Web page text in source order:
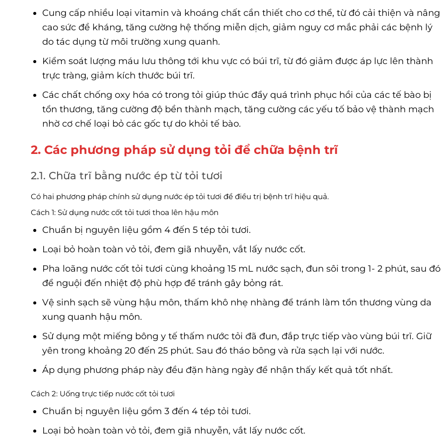
Cung cấp nhiều loại vitamin và khoáng chất cần thiết cho cơ thể, từ đó cải thiện và nâng
cao sức đề kháng, tăng cường hệ thống miễn dịch, giảm nguy cơ mắc phải các bệnh lý
do tác dụng từ môi trường xung quanh.
Kiểm soát lượng máu lưu thông tới khu vực có búi trĩ, từ đó giảm được áp lực lên thành
trực tràng, giảm kích thước búi trĩ.
Các chất chống oxy hóa có trong tỏi giúp thúc đẩy quá trình phục hồi của các tế bào bị
tổn thương, tăng cường độ bền thành mạch, tăng cường các yếu tố bảo vệ thành mạch
nhờ cơ chế loại bỏ các gốc tự do khỏi tế bào.
2. Các phương pháp sử dụng tỏi để chữa bệnh trĩ
2.1. Chữa trĩ bằng nước ép từ tỏi tươi
Có hai phương pháp chính sử dụng nước ép tỏi tươi để điều trị bệnh trĩ hiệu quả.
Cách 1: Sử dụng nước cốt tỏi tươi thoa lên hậu môn
Chuẩn bị nguyên liệu gồm 4 đến 5 tép tỏi tươi.
Loại bỏ hoàn toàn vỏ tỏi, đem giã nhuyễn, vắt lấy nước cốt.
Pha loãng nước cốt tỏi tươi cùng khoảng 15 mL nước sạch, đun sôi trong 1- 2 phút, sau đó
để nguội đến nhiệt độ phù hợp để tránh gây bỏng rát.
Vệ sinh sạch sẽ vùng hậu môn, thấm khô nhẹ nhàng để tránh làm tổn thương vùng da
xung quanh hậu môn.
Sử dụng một miếng bông y tế thấm nước tỏi đã đun, đắp trực tiếp vào vùng búi trĩ. Giữ
yên trong khoảng 20 đến 25 phút. Sau đó tháo bông và rửa sạch lại với nước.
Áp dụng phương pháp này đều đặn hàng ngày để nhận thấy kết quả tốt nhất.
Cách 2: Uống trực tiếp nước cốt tỏi tươi
Chuẩn bị nguyên liệu gồm 3 đến 4 tép tỏi tươi.
Loại bỏ hoàn toàn vỏ tỏi, đem giã nhuyễn, vắt lấy nước cốt.